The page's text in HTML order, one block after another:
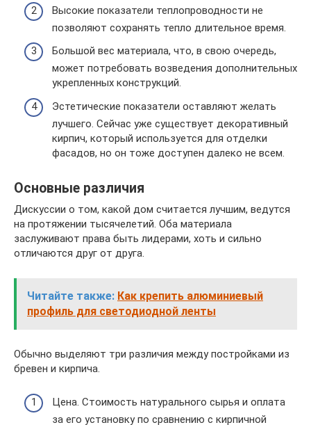
Высокие показатели теплопроводности не
позволяют сохранять тепло длительное время.
Большой вес материала, что, в свою очередь,
может потребовать возведения дополнительных
укрепленных конструкций.
Эстетические показатели оставляют желать
лучшего. Сейчас уже существует декоративный
кирпич, который используется для отделки
фасадов, но он тоже доступен далеко не всем.
Основные различия
Дискуссии о том, какой дом считается лучшим, ведутся
на протяжении тысячелетий. Оба материала
заслуживают права быть лидерами, хоть и сильно
отличаются друг от друга.
Читайте также: Как крепить алюминиевый
профиль для светодиодной ленты
Обычно выделяют три различия между постройками из
бревен и кирпича.
Цена. Стоимость натурального сырья и оплата
за его установку по сравнению с кирпичной